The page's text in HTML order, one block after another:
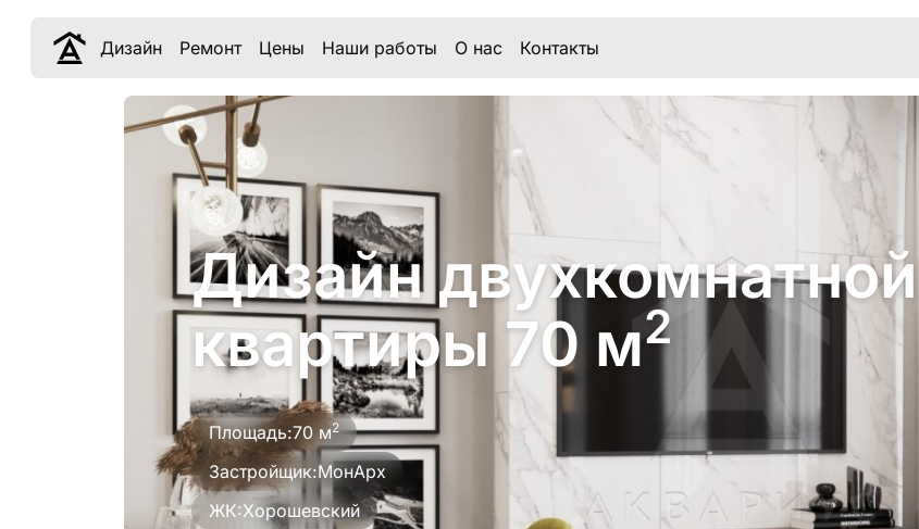
Дизайн Ремонт Цены Наши работы О нас Контакты
Дизайн двухкомнатной
квартиры 70 м2
Площадь:70 м2
Застройщик:МонАрх
ЖК:Хорошевский